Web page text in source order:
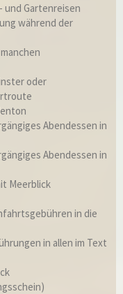
und Gartenreisen
während der
oder
Abendessen in
Abendessen in
Meerblick
in die
in allen im Text